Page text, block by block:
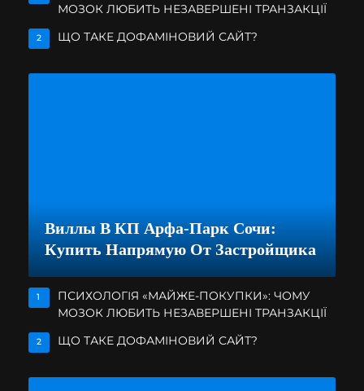
МОЗОК ЛЮБИТЬ НЕЗАВЕРШЕНІ ТРАНЗАКЦІЇ
2 ЩО ТАКЕ ДОФАМІНОВИЙ САЙТ?
Виллы В КП Арфа-Парк Сочи:
Купить Напрямую От Застройщика
1
ПСИХОЛОГІЯ «МАЙЖЕ-ПОКУПКИ»: ЧОМУ
МОЗОК ЛЮБИТЬ НЕЗАВЕРШЕНІ ТРАНЗАКЦІЇ
2 ЩО ТАКЕ ДОФАМІНОВИЙ САЙТ?